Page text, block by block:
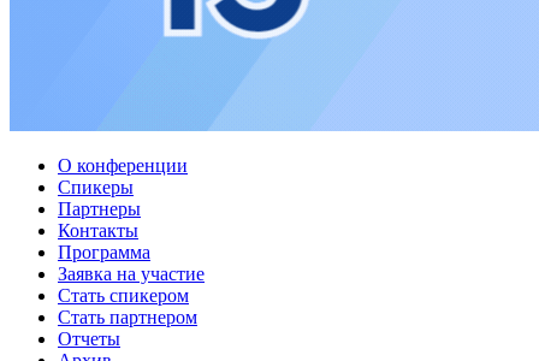
О конференции
Спикеры
Партнеры
Контакты
Программа
Заявка на участие
Стать спикером
Стать партнером
Отчеты